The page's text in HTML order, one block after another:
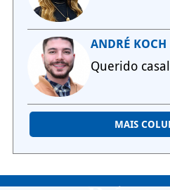
ANDRÉ KOCH
Querido
MAIS